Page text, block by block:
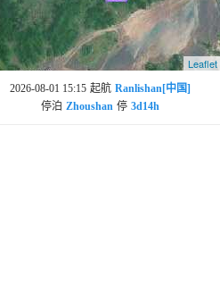
Leaflet
2026-08-01 15:15 起航 Ranlishan[中国]
停泊 Zhoushan 停 3d14h